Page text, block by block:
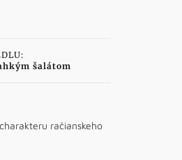
šalátom
račianskeho